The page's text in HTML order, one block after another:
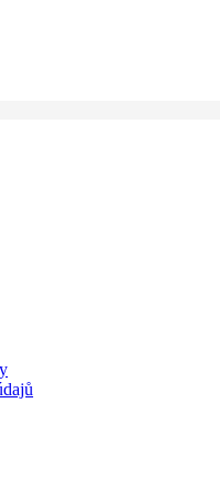
technické služby?